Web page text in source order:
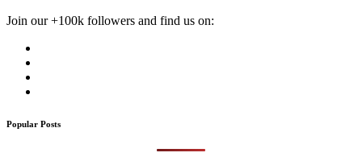
Join our +100k followers and find us on:
Popular Posts